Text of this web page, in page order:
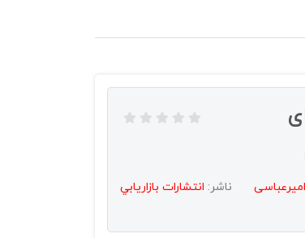
ناشر: انتشارات بازاريابي